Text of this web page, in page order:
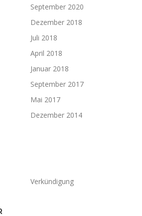
September 2020
Dezember 2018
Juli 2018
April 2018
Januar 2018
September 2017
Mai 2017
Dezember 2014
Verkündigung